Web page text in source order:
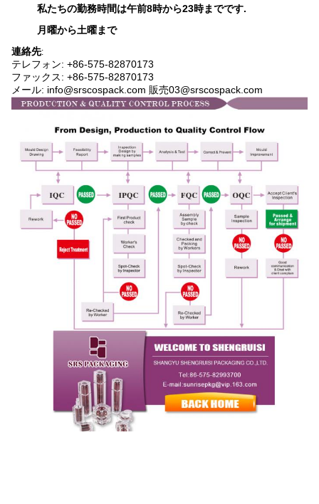
私たちの勤務時間は午前8時から23時までです.
月曜から土曜まで
連絡先:
テレフォン: +86-575-82870173
ファックス: +86-575-82870173
メール: info@srscospack.com 販売03@srscospack.com